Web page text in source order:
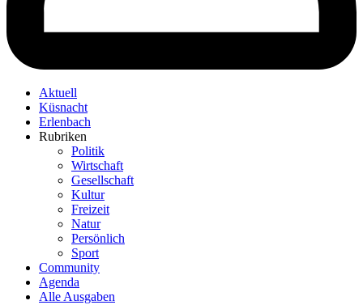
Aktuell
Küsnacht
Erlenbach
Rubriken
Politik
Wirtschaft
Gesellschaft
Kultur
Freizeit
Natur
Persönlich
Sport
Community
Agenda
Alle Ausgaben